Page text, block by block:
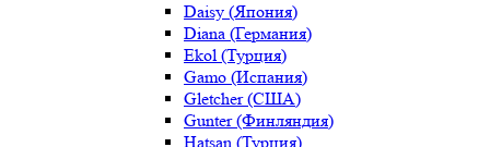
Daisy (Япония)
Diana (Германия)
Ekol (Турция)
Gamo (Испания)
Gletcher (США)
Gunter (Финляндия)
Hatsan (Турция)